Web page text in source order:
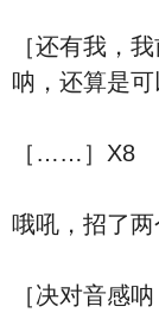
［还有我，
呐，还算是可
［……］X8
哦吼，招了
［决对音感